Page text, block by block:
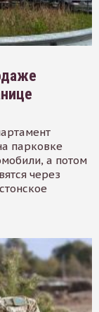
парковке
а потом
через